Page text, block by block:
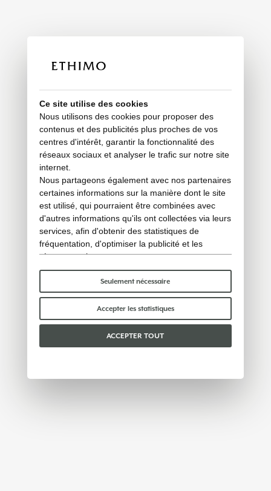
Ce site utilise des cookies
Nous utilisons des cookies pour proposer des
contenus et des publicités plus proches de vos
centres d'intérêt, garantir la fonctionnalité des
réseaux sociaux et analyser le trafic sur notre site
internet.
Nous partageons également avec nos partenaires
certaines informations sur la manière dont le site
est utilisé, qui pourraient être combinées avec
d'autres informations qu'ils ont collectées via leurs
services, afin d'obtenir des statistiques de
fréquentation, d'optimiser la publicité et les
réseaux sociaux.
Certains cookies « techniques » sont
indispensables au bon fonctionnement du site et
ne traitent ni ne partagent aucune donnée
personnelle avec des tiers. Pour en savoir plus,
vous pouvez consulter notrepolitique en matière
Veuillez choisir les cookies que vous acceptez :
Seulement nécessaire
Accepter les statistiques
ACCEPTER TOUT